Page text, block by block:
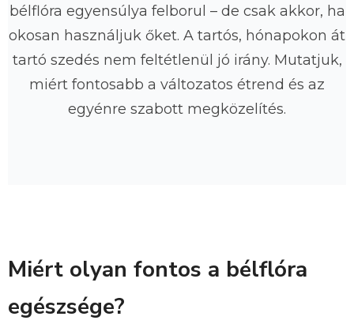
bélflóra egyensúlya felborul – de csak akkor, ha
okosan használjuk őket. A tartós, hónapokon át
tartó szedés nem feltétlenül jó irány. Mutatjuk,
miért fontosabb a változatos étrend és az
egyénre szabott megközelítés.
Miért olyan fontos a bélflóra
egészsége?